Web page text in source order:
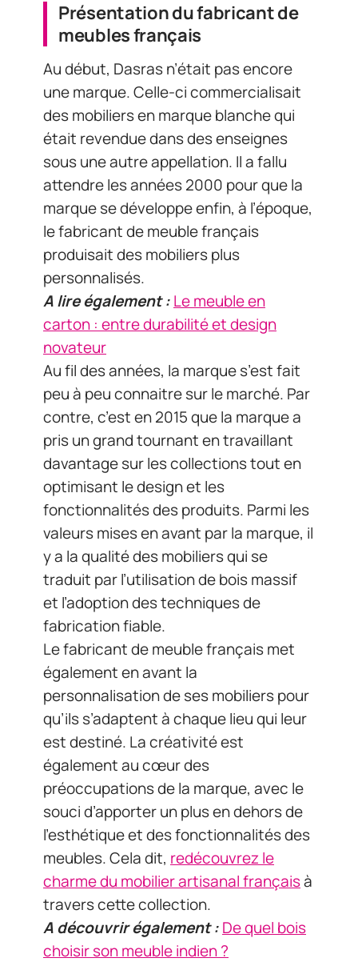
Présentation du fabricant de
meubles français
Au début, Dasras n’était pas encore
une marque. Celle-ci commercialisait
des mobiliers en marque blanche qui
était revendue dans des enseignes
sous une autre appellation. Il a fallu
attendre les années 2000 pour que la
marque se développe enfin, à l’époque,
le fabricant de meuble français
produisait des mobiliers plus
personnalisés.
A lire également :Le meuble en
carton : entre durabilité et design
novateur
Au fil des années, la marque s’est fait
peu à peu connaitre sur le marché. Par
contre, c’est en 2015 que la marque a
pris un grand tournant en travaillant
davantage sur les collections tout en
optimisant le design et les
fonctionnalités des produits. Parmi les
valeurs mises en avant par la marque, il
y a la qualité des mobiliers qui se
traduit par l’utilisation de bois massif
et l’adoption des techniques de
fabrication fiable.
Le fabricant de meuble français met
également en avant la
personnalisation de ses mobiliers pour
qu’ils s’adaptent à chaque lieu qui leur
est destiné. La créativité est
également au cœur des
préoccupations de la marque, avec le
souci d’apporter un plus en dehors de
l’esthétique et des fonctionnalités des
meubles. Cela dit, redécouvrez le
charme du mobilier artisanal françaisà
travers cette collection.
A découvrir également :De quel bois
choisir son meuble indien ?